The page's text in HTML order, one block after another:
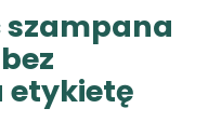
szampana
etykietę